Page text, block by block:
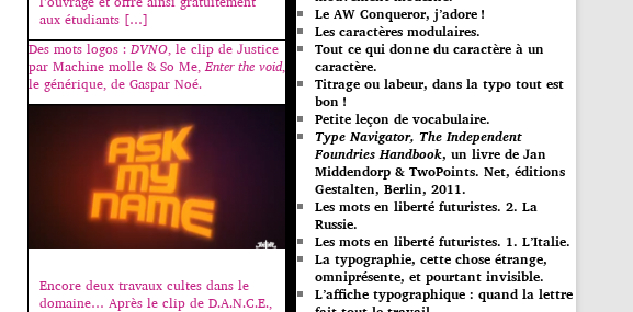
aux étudiants […]
Des mots logos : DVNO, le clip de Justice
par Machine molle & So Me,Enter the void,
le générique, de Gaspar Noé.
Encore deux travaux cultes dans le
domaine… Après le clip de D.A.N.C.E.,
Le AW Conqueror, j’adore !
Les caractères modulaires.
Tout ce qui donne du caractère à un
caractère.
Titrage ou labeur, dans la typo tout est
bon !
Petite leçon de vocabulaire.
Type Navigator, The Independent
Foundries Handbook, un livre de Jan
Middendorp & TwoPoints. Net, éditions
Gestalten, Berlin, 2011.
Les mots en liberté futuristes. 2. La
Russie.
Les mots en liberté futuristes. 1. L’Italie.
La typographie, cette chose étrange,
omniprésente, et pourtant invisible.
L’affiche typographique : quand la lettre